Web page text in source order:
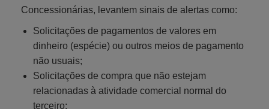
Concessionárias, levantem sinais de alertas como:
Solicitações de pagamentos de valores em
dinheiro (espécie) ou outros meios de pagamento
não usuais;
Solicitações de compra que não estejam
relacionadas à atividade comercial normal do
terceiro;